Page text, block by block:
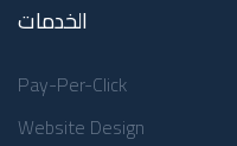
الخدمات
Pay-Per-Click
Website Design